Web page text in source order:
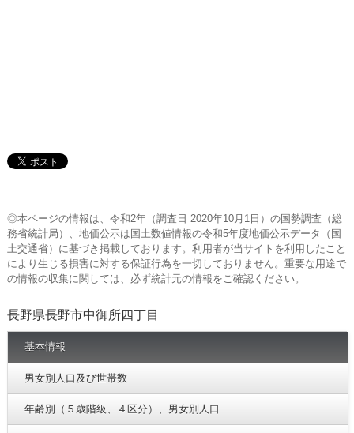
◎本ページの情報は、令和2年（調査日 2020年10月1日）の国勢調査（総
務省統計局）、地価公示は国土数値情報の令和5年度地価公示データ（国
土交通省）に基づき掲載しております。利用者が当サイトを利用したこと
により生じる損害に対する保証行為を一切しておりません。重要な用途で
の情報の収集に関しては、必ず統計元の情報をご確認ください。
長野県長野市中御所四丁目
基本情報
男女別人口及び世帯数
年齢別（５歳階級、４区分）、男女別人口